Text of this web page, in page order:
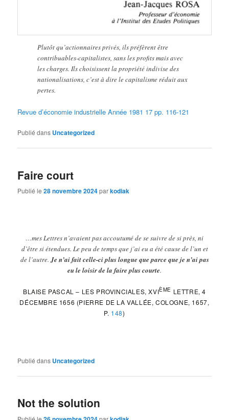
Plutôt qu’actionnaires privés, ils préfèrent être
contribuables-capitalistes, sans les profits mais avec
les charges. Ils choisissent la propriété indivise des
nationalisations, c’est à dire le capitalisme réduit aux
pertes.
Revue d’économie industrielle Année 1981 17 pp. 116-121
Publié dans Uncategorized
Faire court
Publié le28 novembre 2024parkodiak
…mes Lettres n’avaient pas accoutumé de se suivre de si près, ni
d’être si étendues. Le peu de temps que j’ai eu a été cause de l’un et
de l’autre.Je n’ai fait celle-ci plus longue que parce que je n’ai pas
eu le loisir de la faire plus courte.
BLAISE PASCAL – LES PROVINCIALES, XVIÈME LETTRE, 4
DÉCEMBRE 1656 (PIERRE DE LA VALLÉE, COLOGNE, 1657,
P. 148)
Publié dans Uncategorized
Not the solution